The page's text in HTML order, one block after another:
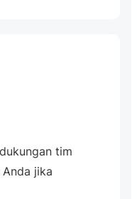
tim
jika